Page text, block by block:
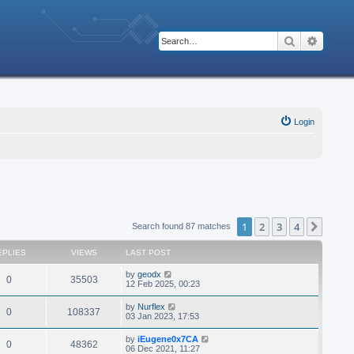
Search
Login
Search found 87 matches 1 2 3 4
VIEWS LAST POST
0 35503 by geodx
12 Feb 2025, 00:23
0 108337 by Nurflex
03 Jan 2023, 17:53
0 48362 by iEugene0x7CA
06 Dec 2021, 11:27